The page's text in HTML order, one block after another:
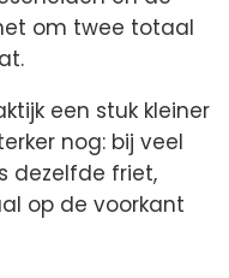
om twee totaal
een stuk kleiner
nog: bij veel
dezelfde friet,
op de voorkant